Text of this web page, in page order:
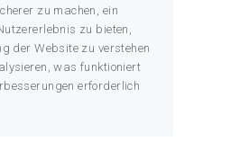
zu machen, ein
zu bieten,
der Website zu verstehen
was funktioniert
erforderlich